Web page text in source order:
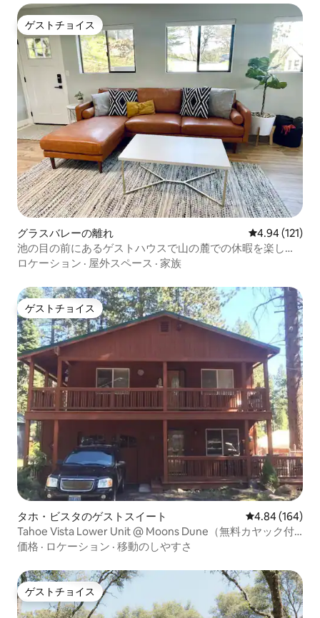
ゲストチョイス
ゲストチョイス
グラスバレーの離れ レビュー121
4.94 (121)
池の目の前にあるゲストハウスで山の麓での休暇を楽しも
う
ロケーション · 屋外スペース · 家族
ゲストチョイス
ゲストチョイス
タホ・ビスタのゲストスイート レビュー164
4.84 (164)
Tahoe Vista Lower Unit @ Moons Dune（無料カヤック付
き）
価格 · ロケーション · 移動のしやすさ
ゲストチョイス
ゲストチョイス